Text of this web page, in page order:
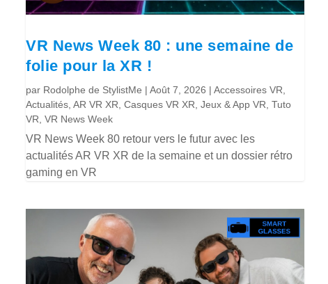
VR News Week 80 : une semaine de
folie pour la XR !
par Rodolphe de StylistMe |Août 7, 2026 |Accessoires VR
Actualités ,AR VR XR ,Casques VR XR ,Jeux & App VR ,Tuto
VR ,VR News Week
VR News Week 80 retour vers le futur avec les
actualités AR VR XR de la semaine et un dossier rétro
gaming en VR